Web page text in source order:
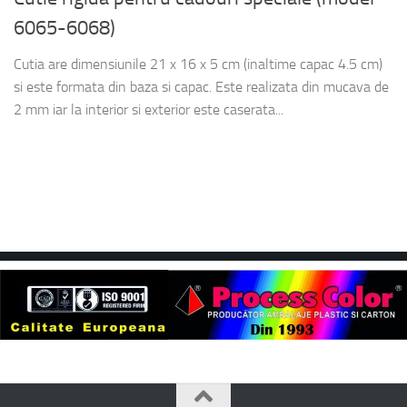
6065-6068)
Cutia are dimensiunile 21 x 16 x 5 cm (inaltime capac 4.5 cm)
si este formata din baza si capac. Este realizata din mucava de
2 mm iar la interior si exterior este caserata...